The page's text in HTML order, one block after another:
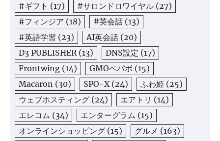
#ギフト (17) #サロンドロワイヤル (27)
#フィンジア (18) #英会話 (13)
#英語学習 (23) AI英会話 (20)
D3 PUBLISHER(13) DNS設定 (17)
Frontwing (14) GMOペパボ (15)
Macaron (30) SPO-X(24) ふわ姫 (25)
ウェブホスティング (24) エアトリ (14)
エレコム (34) エンターグラム (15)
オンラインショッピング (15) グルメ (163)